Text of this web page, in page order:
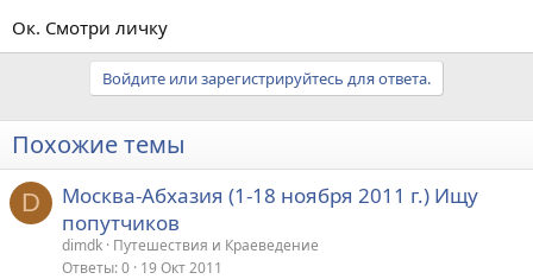
Ок. Смотри личку
Войдите или зарегистрируйтесь для ответа.
Похожие темы
D
Москва-Абхазия (1-18 ноября 2011 г.) Ищу
попутчиков
dimdk Путешествия и Краеведение
Ответы 0 19 Окт 2011